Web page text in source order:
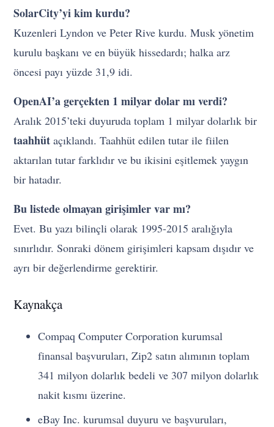
SolarCity’yi kim kurdu?
Kuzenleri Lyndon ve Peter Rive kurdu. Musk yönetim
kurulu başkanı ve en büyük hissedardı; halka arz
öncesi payı yüzde 31,9 idi.
OpenAI’a gerçekten 1 milyar dolar mı verdi?
Aralık 2015’teki duyuruda toplam 1 milyar dolarlık bir
taahhüt açıklandı. Taahhüt edilen tutar ile fiilen
aktarılan tutar farklıdır ve bu ikisini eşitlemek yaygın
bir hatadır.
Bu listede olmayan girişimler var mı?
Evet. Bu yazı bilinçli olarak 1995-2015 aralığıyla
sınırlıdır. Sonraki dönem girişimleri kapsam dışıdır ve
ayrı bir değerlendirme gerektirir.
Kaynakça
Compaq Computer Corporation kurumsal
finansal başvuruları, Zip2 satın alımının toplam
341 milyon dolarlık bedeli ve 307 milyon dolarlık
nakit kısmı üzerine.
eBay Inc. kurumsal duyuru ve başvuruları,